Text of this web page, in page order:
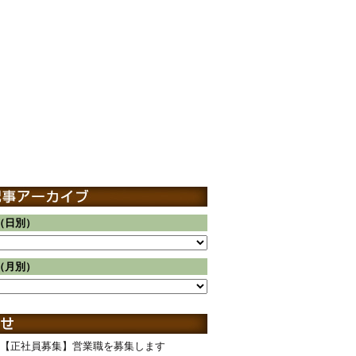
別）
別）
【正社員募集】営業職を募集します